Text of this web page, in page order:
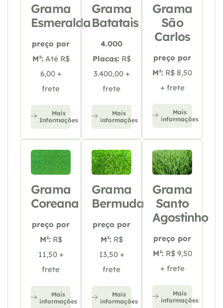
Grama
Esmeralda
preço por
M²: Até R$
6,00 +
frete
Mais
Informações
Grama
Batatais
4.000
Placas: R$
3.400,00 +
frete
Mais
informações
Grama
São
Carlos
preço por
M²: R$ 8,50
+ frete
Mais
informações
Grama
Coreana
preço por
M²: R$
11,50 +
frete
Mais
informações
Grama
Bermuda
preço por
M²: R$
13,50 +
frete
Mais
informações
Grama
Santo
Agostinho
preço por
M²: R$ 9,50
+ frete
Mais
informações